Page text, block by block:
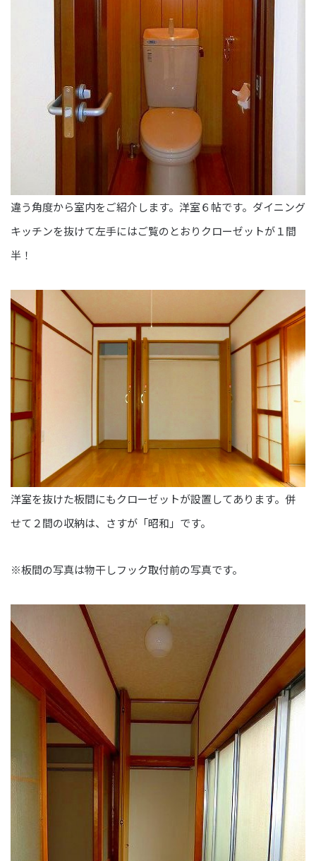
違う角度から室内をご紹介します。洋室６帖です。ダイニング
キッチンを抜けて左手にはご覧のとおりクローゼットが１間
半！
洋室を抜けた板間にもクローゼットが設置してあります。併
せて２間の収納は、さすが「昭和」です。
※板間の写真は物干しフック取付前の写真です。